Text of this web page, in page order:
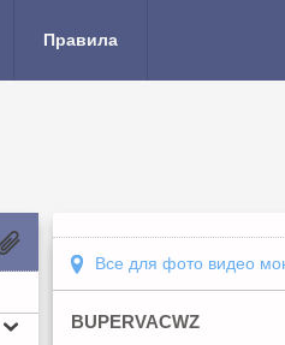
Правила
Все для фото видео
BUPERVACWZ